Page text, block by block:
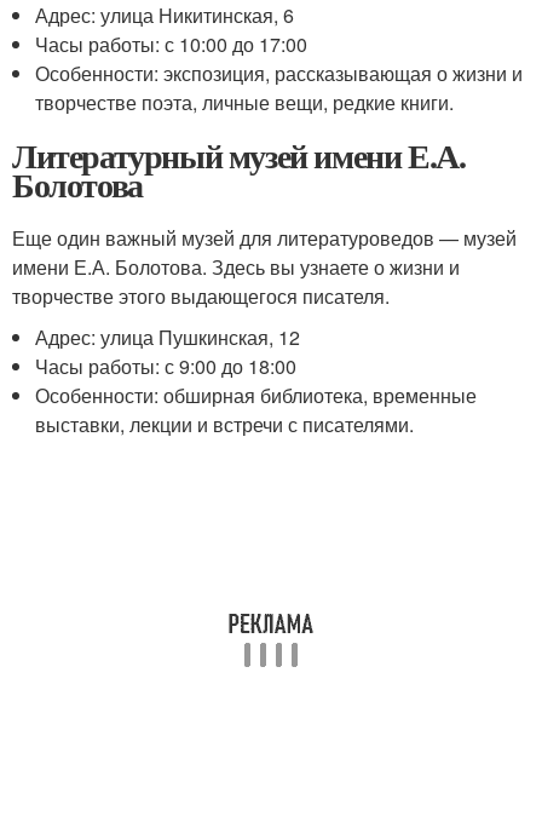
Адрес: улица Никитинская, 6
Часы работы: с 10:00 до 17:00
Особенности: экспозиция, рассказывающая о жизни и
творчестве поэта, личные вещи, редкие книги.
Литературный музей имени Е.А.
Болотова
Еще один важный музей для литературоведов — музей
имени Е.А. Болотова. Здесь вы узнаете о жизни и
творчестве этого выдающегося писателя.
Адрес: улица Пушкинская, 12
Часы работы: с 9:00 до 18:00
Особенности: обширная библиотека, временные
выставки, лекции и встречи с писателями.